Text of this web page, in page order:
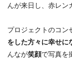
んが来日し、赤レン
プロジェクトのコン
をした方々に幸せに
んなが笑顔で写真を